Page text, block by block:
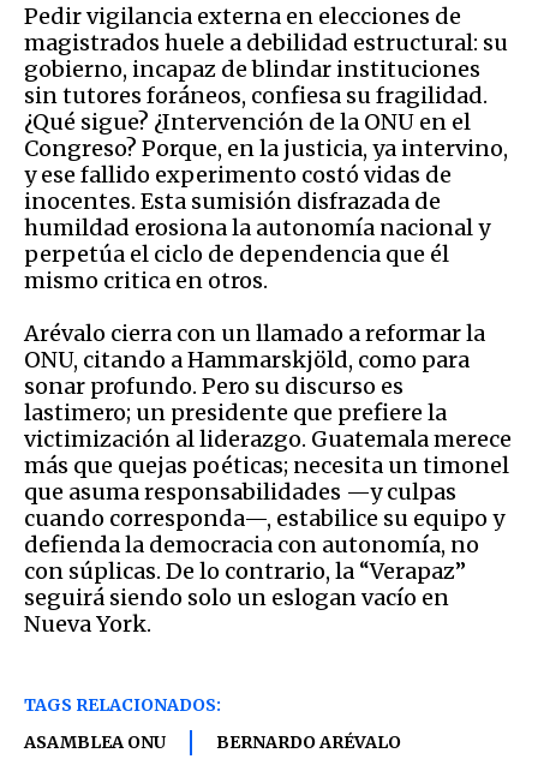
Pedir vigilancia externa en elecciones de
magistrados huele a debilidad estructural: su
gobierno, incapaz de blindar instituciones
sin tutores foráneos, confiesa su fragilidad.
¿Qué sigue? ¿Intervención de la ONU en el
Congreso? Porque, en la justicia, ya intervino,
y ese fallido experimento costó vidas de
inocentes. Esta sumisión disfrazada de
humildad erosiona la autonomía nacional y
perpetúa el ciclo de dependencia que él
mismo critica en otros.
Arévalo cierra con un llamado a reformar la
ONU, citando a Hammarskjöld, como para
sonar profundo. Pero su discurso es
lastimero; un presidente que prefiere la
victimización al liderazgo. Guatemala merece
más que quejas poéticas; necesita un timonel
que asuma responsabilidades —y culpas
cuando corresponda—, estabilice su equipo y
defienda la democracia con autonomía, no
con súplicas. De lo contrario, la “Verapaz”
seguirá siendo solo un eslogan vacío en
Nueva York.
TAGS RELACIONADOS:
ASAMBLEA ONU
BERNARDO ARÉVALO